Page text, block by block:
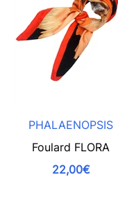
PHALAENOPSIS
Foulard FLORA
22,00€